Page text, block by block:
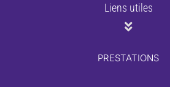
Liens utiles
PRESTATIONS